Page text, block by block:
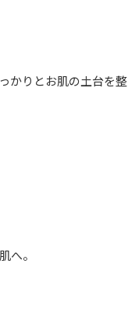
かりとお肌の土台を整
へ。